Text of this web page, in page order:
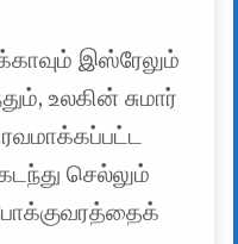
இஸ்ரேலும்
உலகின் சுமார்
செல்லும்